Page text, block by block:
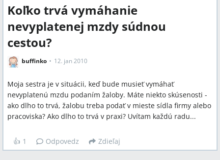
Koľko trvá vymáhanie
nevyplatenej mzdy súdnou
cestou?
buffinko 12. jan 2010
Moja sestra je v situácii, keď bude musieť vymáhať
nevyplatenú mzdu podaním žaloby. Máte niekto skúsenosti -
ako dlho to trvá, žalobu treba podať v mieste sídla firmy alebo
pracoviska? Ako dlho to trvá v praxi? Uvítam každú radu...
👍 1 Odpovedz Zdieľaj